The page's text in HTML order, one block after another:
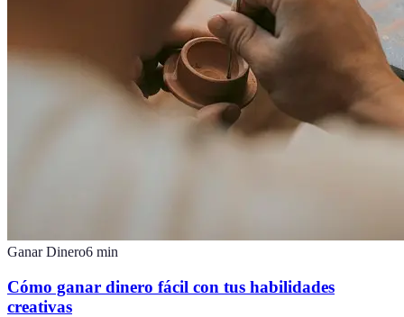
Ganar Dinero6 min
Cómo ganar dinero fácil con tus habilidades
creativas